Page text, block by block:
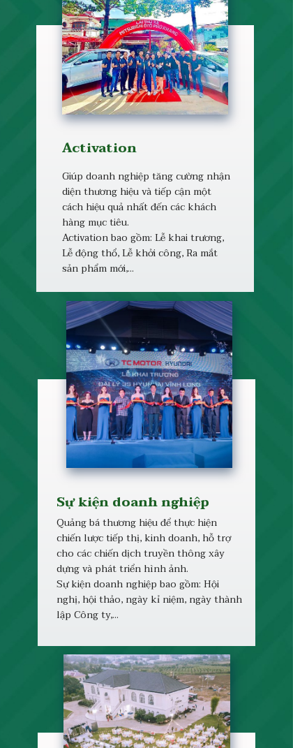
Giúp doanh nghiệp tăng cường nhận
diện thương hiệu và tiếp cận một
cách hiệu quả nhất đến các khách
hàng mục tiêu.
Activation bao gồm: Lễ khai trương,
Lễ động thổ, Lễ khởi công, Ra mắt
sản phẩm mới,...
Activation
Quảng bá thương hiệu để thực hiện
chiến lược tiếp thị, kinh doanh, hỗ trợ
cho các chiến dịch truyền thông xây
dựng và phát triển hình ảnh.
Sự kiện doanh nghiệp bao gồm: Hội
nghị, hội thảo, ngày kỉ niệm, ngày thành
lập Công ty,...
Sự kiện doanh nghiệp